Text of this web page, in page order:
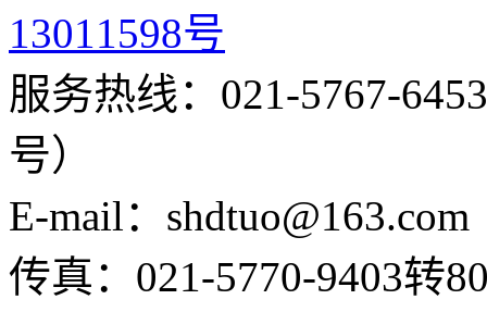
13011598号
服务热线：021-5767-
号）
E-mail：shdtuo@163.com
传真：021-5770-9403转